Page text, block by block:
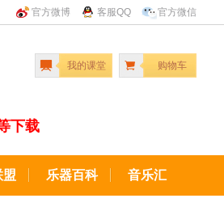
官方微博 客服QQ 官方微信
我的课堂 购物车
下载
盟 乐器百科 音乐汇